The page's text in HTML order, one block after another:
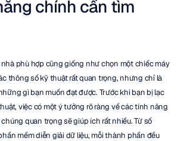
chính cần tìm
phù hợp cũng giống như chọn một chiếc máy
thông số kỹ thuật rất quan trọng, nhưng chỉ là
gì bạn muốn đạt được. Trước khi bạn bị lạc
việc có một ý tưởng rõ ràng về các tính năng
quan trọng sẽ giúp ích rất nhiều. Từ số
mềm diễn giải dữ liệu, mỗi thành phần đều